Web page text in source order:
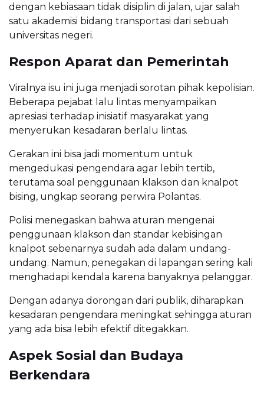
dengan kebiasaan tidak disiplin di jalan, ujar salah
satu akademisi bidang transportasi dari sebuah
universitas negeri.
Respon Aparat dan Pemerintah
Viralnya isu ini juga menjadi sorotan pihak kepolisian.
Beberapa pejabat lalu lintas menyampaikan
apresiasi terhadap inisiatif masyarakat yang
menyerukan kesadaran berlalu lintas.
Gerakan ini bisa jadi momentum untuk
mengedukasi pengendara agar lebih tertib,
terutama soal penggunaan klakson dan knalpot
bising, ungkap seorang perwira Polantas.
Polisi menegaskan bahwa aturan mengenai
penggunaan klakson dan standar kebisingan
knalpot sebenarnya sudah ada dalam undang-
undang. Namun, penegakan di lapangan sering kali
menghadapi kendala karena banyaknya pelanggar.
Dengan adanya dorongan dari publik, diharapkan
kesadaran pengendara meningkat sehingga aturan
yang ada bisa lebih efektif ditegakkan.
Aspek Sosial dan Budaya
Berkendara